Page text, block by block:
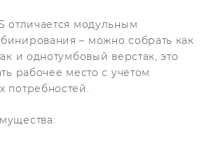
отличается модульным
– можно собрать как
и однотумбовый верстак, это
рабочее место с учетом
потребностей.